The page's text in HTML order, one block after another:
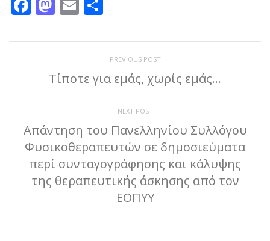
Facebook
Mastodon
Email
PREVIOUS POST
Τίποτε για εμάς, χωρίς εμάς…
NEXT POST
Απάντηση του Πανελληνίου Συλλόγου
Φυσικοθεραπευτών σε δημοσιεύματα
περί συνταγογράφησης και κάλυψης
της θεραπευτικής άσκησης από τον
ΕΟΠΥΥ